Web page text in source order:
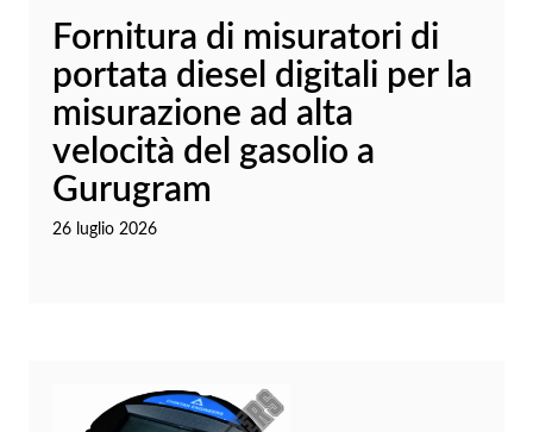
Fornitura di misuratori di
portata diesel digitali per la
misurazione ad alta
velocità del gasolio a
Gurugram
26 luglio 2026